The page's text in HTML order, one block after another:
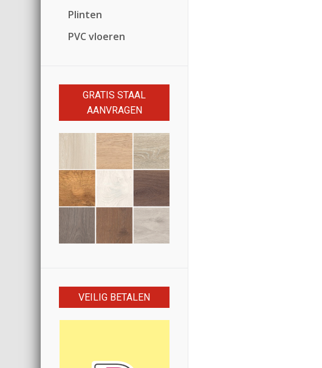
Plinten
PVC vloeren
GRATIS STAAL
AANVRAGEN
VEILIG BETALEN